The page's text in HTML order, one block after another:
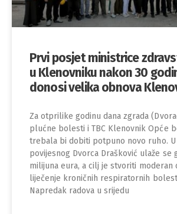
Prvi posjet ministrice
u Klenovniku nakon 30
donosi velika obnova
Za otprilike godinu dana zgrada
plućne bolesti i TBC Klenovnik Opće
trebala bi dobiti potpuno novo ruho.
povijesnog Dvorca Drašković ulaže se
milijuna eura, a cilj je stvoriti moderan
liječenje kroničnih respiratornih
Napredak radova u srijedu